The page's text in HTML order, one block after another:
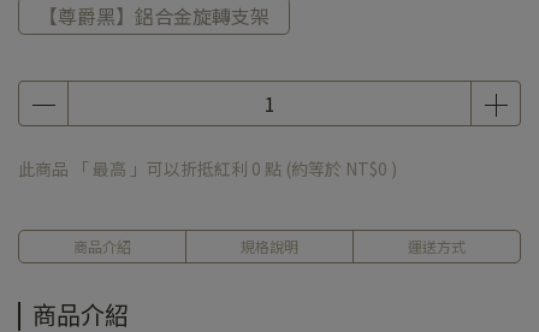
【尊爵黑】鋁合金旋轉支架
此商品 「 最高 」可以折抵紅利 0 點 (約等於 NT$0 )
商品介紹 規格說明 運送方式
商品介紹